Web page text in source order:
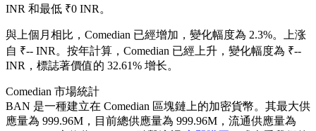
USDC永續
多種以USDC結算的永續合約
INR 和最低 ₹0 INR。
與上個月相比，Comedian 已經增加，變化幅度為 2.3%。上涨
自 ₹-- INR。 按年計算，Comedian 已經上升，變化幅度為 ₹--
INR，標誌著價值的 32.61% 增长。
Comedian 市場統計
BAN 是一種建立在 Comedian 區塊鏈上的加密貨幣。其最大供
應量為 999.96M，目前總供應量為 999.96M，流通供應量為